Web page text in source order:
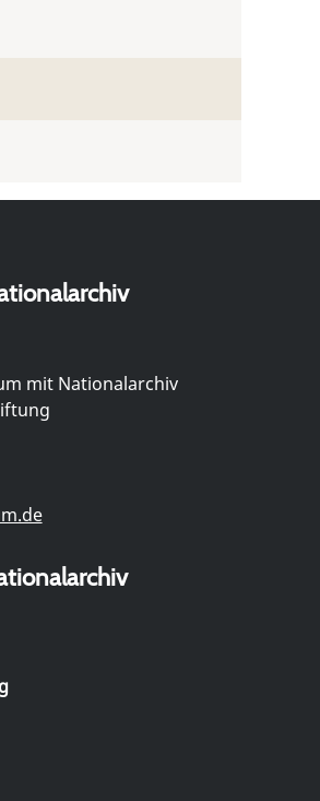
mit Nationalarchiv